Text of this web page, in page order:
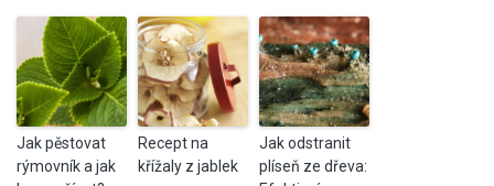
Jak pěstovat
rýmovník a jak
Recept na
křížaly z jablek
Jak odstranit
plíseň ze dřeva: